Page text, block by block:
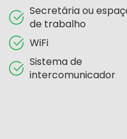
Secretária ou
de trabalho
WiFi
Sistema de
intercomunicador